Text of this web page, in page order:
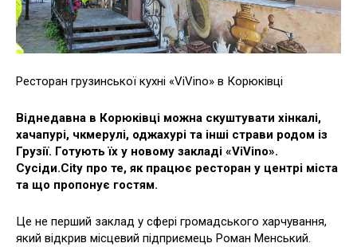
Ресторан грузинської кухні «ViVino» в Корюківці
Віднедавна в Корюківці можна скуштувати хінкалі,
хачапурі, чкмерулі, оджахурі та інші страви родом із
Грузії. Готують їх у новому закладі «ViVino».
Сусіди.Сіty про те, як працює ресторан у центрі міста
та що пропонує гостям.
Це не перший заклад у сфері громадського харчування,
який відкрив місцевий підприємець Роман Менський.